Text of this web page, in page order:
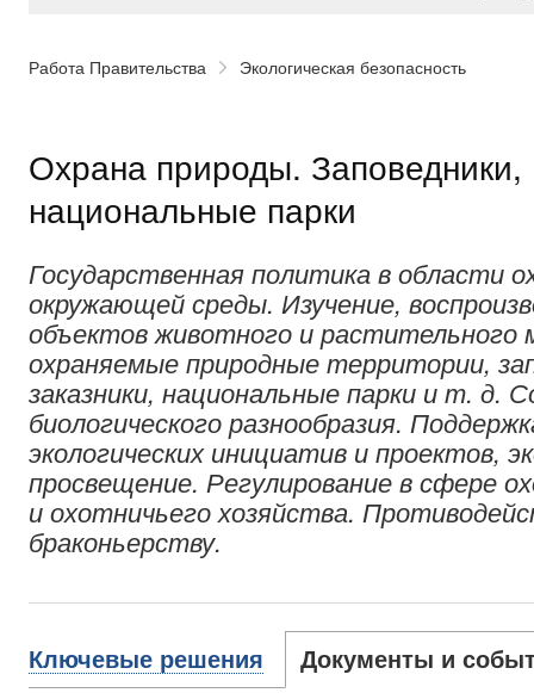
Работа Правительства Экологическая безопасность
Охрана природы. Заповедники,
национальные парки
Государственная политика в области
окружающей среды. Изучение,
объектов животного и растительного
охраняемые природные территории,
заказники, национальные парки и т. д.
биологического разнообразия.
экологических инициатив и проектов,
просвещение. Регулирование в сфере
и охотничьего хозяйства.
браконьерству.
Ключевые решения Документы и